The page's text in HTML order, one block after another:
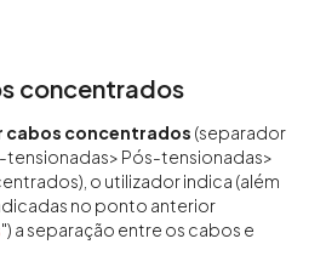
concentrados
cabos concentrados (separador
tensionadas> Pós-tensionadas>
o utilizador indica (além
no ponto anterior
") a separação entre os cabos e